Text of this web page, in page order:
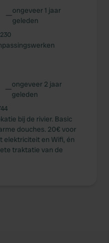
—ongeveer 1 jaar
geleden
—ongeveer 2 jaar
geleden
bij de rivier. Basic
douches. 20€ voor
elektriciteit en Wifi, én
traktatie van de